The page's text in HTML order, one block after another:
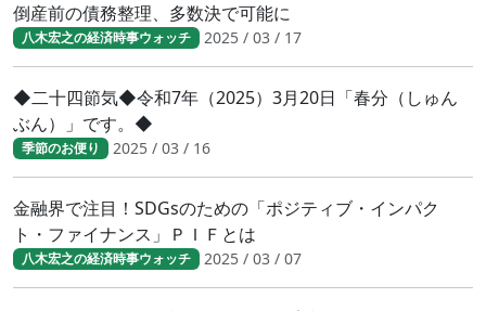
倒産前の債務整理、多数決で可能に
八木宏之の経済時事ウォッチ 2025 / 03 / 17
◆二十四節気◆令和7年（2025）3月20日「春分（しゅん
ぶん）」です。◆
季節のお便り 2025 / 03 / 16
金融界で注目！SDGsのための「ポジティブ・インパク
ト・ファイナンス」ＰＩＦとは
八木宏之の経済時事ウォッチ 2025 / 03 / 07